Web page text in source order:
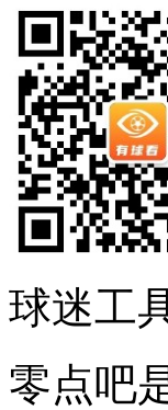
球迷工
零点吧